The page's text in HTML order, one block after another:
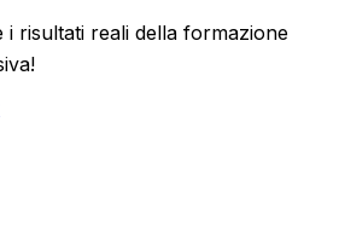
i risultati reali della formazione